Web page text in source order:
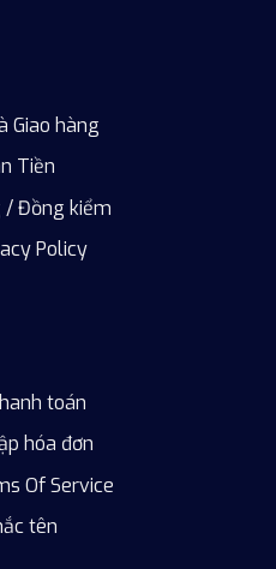
Giao hàng
Tiền
/ Đồng kiểm
Policy
toán
hóa đơn
Of Service
tên